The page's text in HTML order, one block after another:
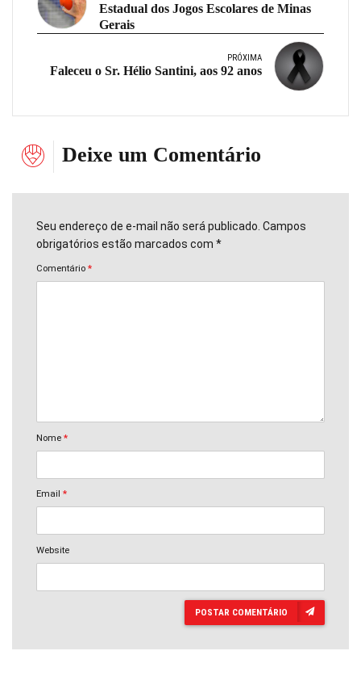
Estadual dos Jogos Escolares de Minas
Gerais
PRÓXIMA
Faleceu o Sr. Hélio Santini, aos 92 anos
Deixe um Comentário
Seu endereço de e-mail não será publicado. Campos
obrigatórios estão marcados com *
Comentário *
Nome *
Email *
Website
POSTAR COMENTÁRIO